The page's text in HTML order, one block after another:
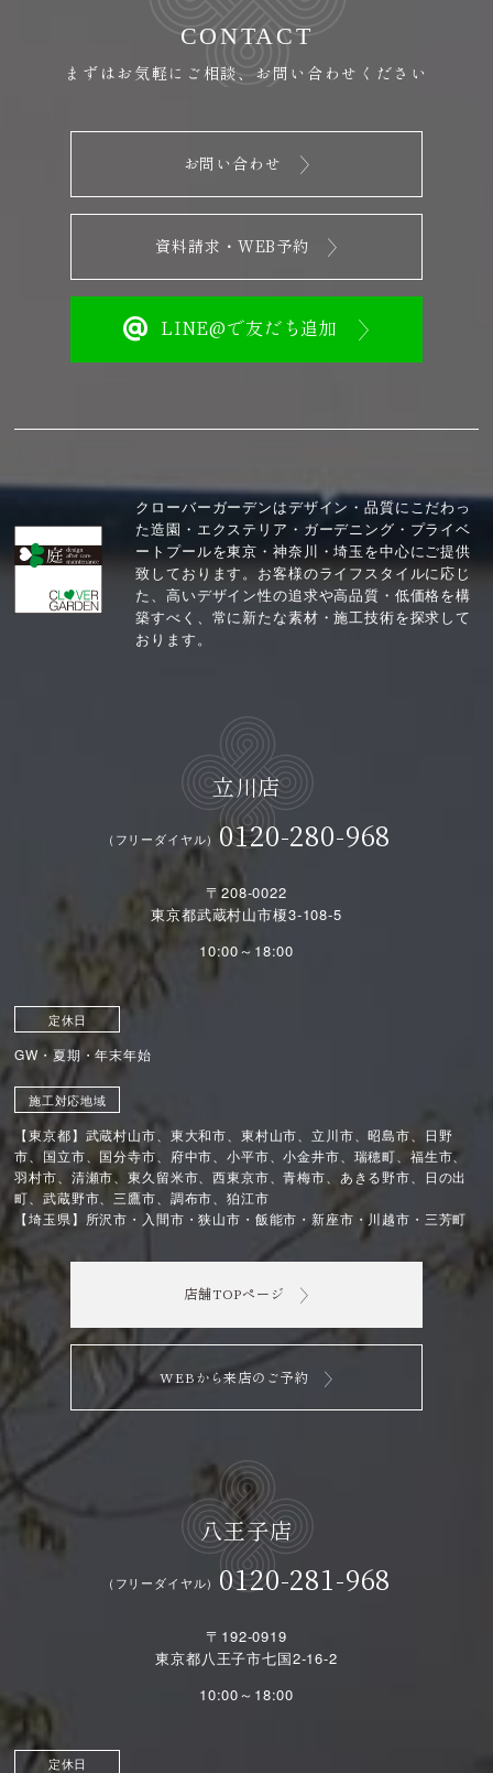
CONTACT
まずはお気軽にご相談、お問い合わせください
お問い合わせ
資料請求・WEB予約
LINE@で友だち追加
クローバーガーデンはデザイン・品質にこだわっ
た造園・エクステリア・ガーデニング・プライベ
ートプールを東京・神奈川・埼玉を中心にご提供
致しております。お客様のライフスタイルに応じ
た、高いデザイン性の追求や高品質・低価格を構
築すべく、常に新たな素材・施工技術を探求して
おります。
立川店
（フリーダイヤル） 0120-280-968
〒208-0022
東京都武蔵村山市榎3-108-5
10:00～18:00
定休日
GW・夏期・年末年始
施工対応地域
【東京都】武蔵村山市、東大和市、東村山市、立川市、昭島市、日野
市、国立市、国分寺市、府中市、小平市、小金井市、瑞穂町、福生市、
羽村市、清瀬市、東久留米市、西東京市、青梅市、あきる野市、日の出
町、武蔵野市、三鷹市、調布市、狛江市
【埼玉県】所沢市・入間市・狭山市・飯能市・新座市・川越市・三芳町
店舗TOPページ
WEBから来店のご予約
八王子店
（フリーダイヤル） 0120-281-968
〒192-0919
東京都八王子市七国2-16-2
10:00～18:00
定休日